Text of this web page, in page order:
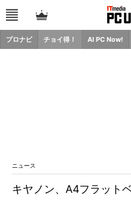
プロナビ チョイ得！ AI PC Now!
ニュース
キヤノン、A4フラット